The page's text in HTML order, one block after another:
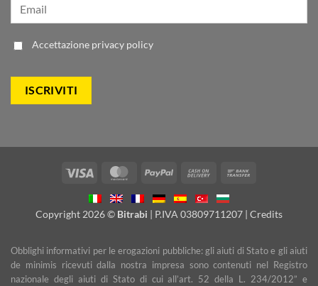
Accettazione privacy policy
Visa MasterCardPayPal
Cash
Delivery
Copyright 2026 © Bitrabi | P.IVA 03809711207 | Credits
Obblighi informativi per le erogazioni pubbliche: gli aiuti di Stato e gli aiuti
de minimis ricevuti dalla nostra impresa sono contenuti nel Registro
nazionale degli aiuti di Stato di cui all’art. 52 della L. 234/2012” e